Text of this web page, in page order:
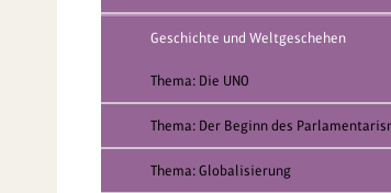
Geschichte und Weltgeschehen
Thema: Die UNO
Thema: Der Beginn des
Thema: Globalisierung